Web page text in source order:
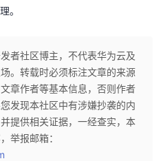
。
者社区博主，不代表华为云及
。转载时必须标注文章的来源
章作者等基本信息，否则作者
发现本社区中有涉嫌抄袭的内
提供相关证据，一经查实，本
举报邮箱：